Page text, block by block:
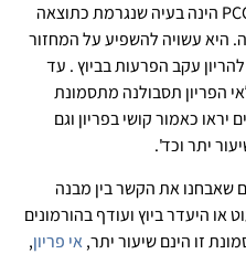
תסמונת השחלות הפוליציסטיות PCOS הינה בעיה שנגרמת כתוצאה
היא עשויה להשפיע על המחזור
להריון עקב הפרעות בביוץ . עד
הפריון תסבולנה מתסמונת
כאמור קושי בפריון וגם
יתר וכד'.
שאבחנו את הקשר בין מבנה
או היעדר ביוץ ועודף בהורמונים
זו הינם שיעור יתר,אי פריון,